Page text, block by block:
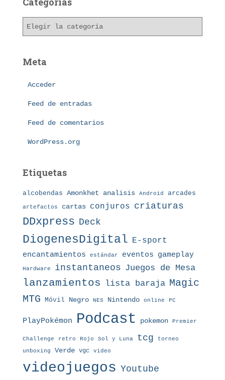
g
Meta
Acceder
Feed de entradas
Feed de comentarios
WordPress.org
Etiquetas
alcobendas Amonkhet analisis Android arcades
artefactos cartas conjuros criaturas
DDxpress Deck
DiogenesDigital E-sport
encantamientos estándar eventos gameplay
Hardware instantaneos Juegos de Mesa
lanzamientos lista baraja Magic
MTG Móvil Negro NES Nintendo online PC
PlayPokémon Podcast pokemon Premier
Challenge retro Rojo Sol y Luna tcg torneo
unboxing Verde vgc video
videojuegos Youtube